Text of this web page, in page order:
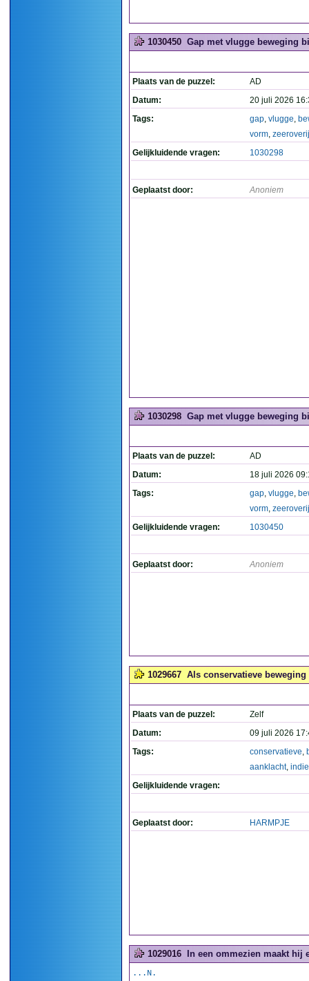
1030450 Gap met vlugge beweging
Plaats van de puzzel:
AD
Datum:
20 juli 2026
Tags:
gap, vlugge,
vorm, zeeroverij
Gelijkluidende vragen:
1030298
Geplaatst door: Anoniem
1030298 Gap met vlugge beweging
Plaats van de puzzel:
AD
Datum:
18 juli 2026
Tags:
gap, vlugge,
vorm, zeeroverij
Gelijkluidende vragen:
1030450
Geplaatst door: Anoniem
1029667 Als conservatieve
Plaats van de puzzel:
Zelf
Datum:
09 juli 2026
Tags:
conservatieve,
aanklacht,
Gelijkluidende vragen:
Geplaatst door: HARMPJE
1029016 In een ommezien maakt hij
...N.